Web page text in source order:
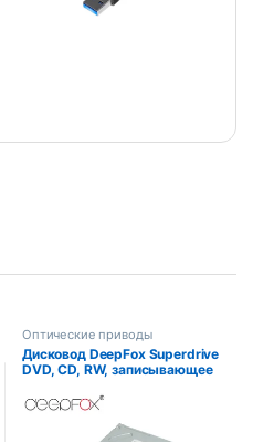
Оптические приводы
Дисковод DeepFox Superdrive
DVD, CD, RW, записывающее
оптический привод SATA 9,5
мм, привод для ноутбуков,
записывающее устройство